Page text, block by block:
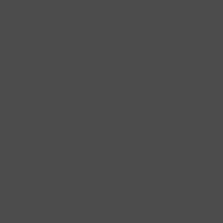
Blütenblätter besticht. Jede einzelne Blüte misst
eine Wuchshöhe von etwa 90 Zentimetern und
um die großen Blüten auch bei Wind zu tragen. Die
Jahreszeit als Bodendecker erhalten, bevor
zieht die Pflanze ein und treibt im Herbst wieder
verträgt die Pflanze nicht, denn ihre Wurzeln